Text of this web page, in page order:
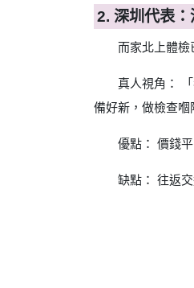
2. 深圳代表
而家北上體檢
真人視角：
備好新，做檢查嗰
優點： 價錢
缺點： 往返